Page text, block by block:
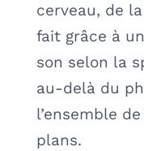
cerveau, de
fait grâce à
son selon la
au-delà du
l’ensemble
plans.